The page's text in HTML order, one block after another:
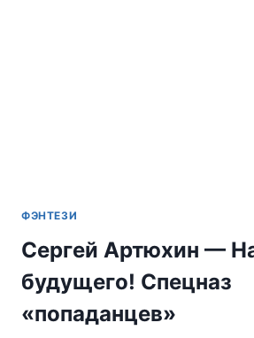
ФЭНТЕЗИ
Сергей Артюхин —
будущего! Спецназ
«попаданцев»